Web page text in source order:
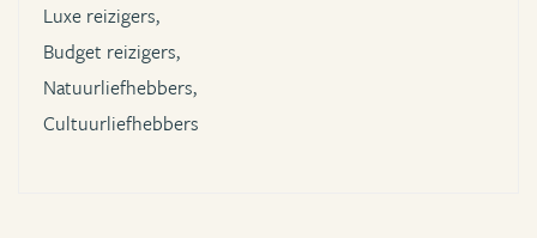
Luxe reizigers,
Budget reizigers,
Natuurliefhebbers,
Cultuurliefhebbers